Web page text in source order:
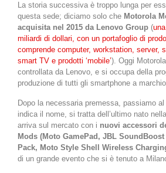
La storia successiva è troppo lunga per
questa sede; diciamo solo che Motorola
acquisita nel 2015 da Lenovo Group (
miliardi di dollari, con un portafoglio di
comprende computer, workstation, server,
smart TV e prodotti ‘mobile’). Oggi
controllata da Lenovo, e si occupa della
produzione di tutti gli smartphone a
Dopo la necessaria premessa, passiamo al
indica il nome, si tratta dell’ultimo nato
arriva sul mercato con i nuovi accessori
Mods (Moto GamePad, JBL
Pack, Moto Style Shell Wireless
di un grande evento che si è tenuto a